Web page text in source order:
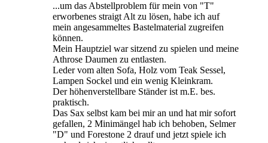
...um das Abstellproblem für mein von "T"
erworbenes straigt Alt zu lösen, habe ich auf
mein angesammeltes Bastelmaterial zugreifen
können.
Mein Hauptziel war sitzend zu spielen und meine
Athrose Daumen zu entlasten.
Leder vom alten Sofa, Holz vom Teak Sessel,
Lampen Sockel und ein wenig Kleinkram.
Der höhenverstellbare Ständer ist m.E. bes.
praktisch.
Das Sax selbst kam bei mir an und hat mir sofort
gefallen, 2 Minimängel hab ich behoben, Selmer
"D" und Forestone 2 drauf und jetzt spiele ich